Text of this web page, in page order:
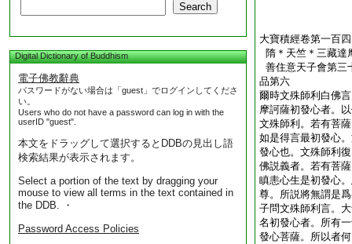
Search
Digital Dictionary of Buddhism
電子佛教辭典
パスワードがない場合は「guest」でログインしてくださ
い。
Users who do not have a password can log in with the
userID "guest".
本文をドラッグして選択するとDDBの見出し語
検索結果が表示されます。
Select a portion of the text by dragging your
mouse to view all terms in the text contained in
the DDB. ・
Password Access Policies
大寶積經卷第一百四
隋＊天竺＊三藏達
善住意天子會第三
品第六
爾時文殊師利白佛
摩訶薩初發心者。
文殊師利。若有菩
如是得言最初發心
發心也。文殊師利
佛説義者。若有菩
瞋恚心生是初發心
尊。所説將無謂是
子問文殊師利言。
名初發心者。所有
發心菩薩。所以者